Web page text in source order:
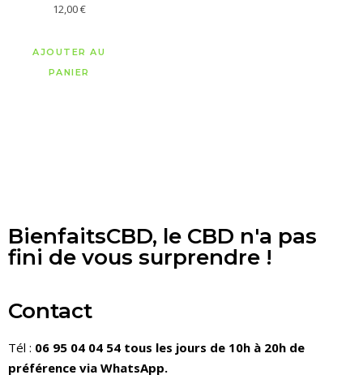
12,00€
AJOUTER AU
PANIER
BienfaitsCBD, le CBD n'a pas
fini de vous surprendre !
Contact
Tél : 06 95 04 04 54 tous les jours de 10h à 20h de
préférence via WhatsApp.